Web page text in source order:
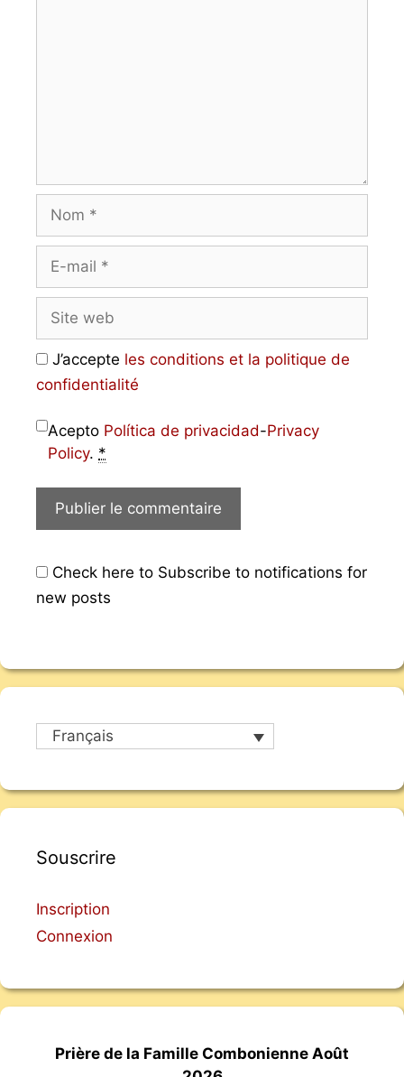
J’accepte les conditions et la politique de
confidentialité
Acepto Política de privacidad-Privacy
Policy. *
Check here to Subscribe to notifications for
new posts
Français
Souscrire
Inscription
Connexion
Prière de la Famille Combonienne Août